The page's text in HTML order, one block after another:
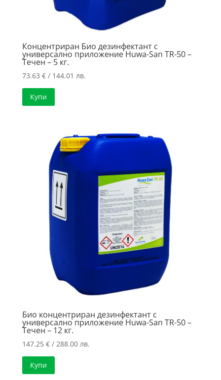
Концентриран Био дезинфектант с
универсално приложение Huwa-San TR-50 –
Течен – 5 кг.
73.63 €/ 144.01 лв.
Купи
Био концентриран дезинфектант с
универсално приложение Huwa-San TR-50 –
Течен – 12 кг.
147.25 €/ 288.00 лв.
Купи